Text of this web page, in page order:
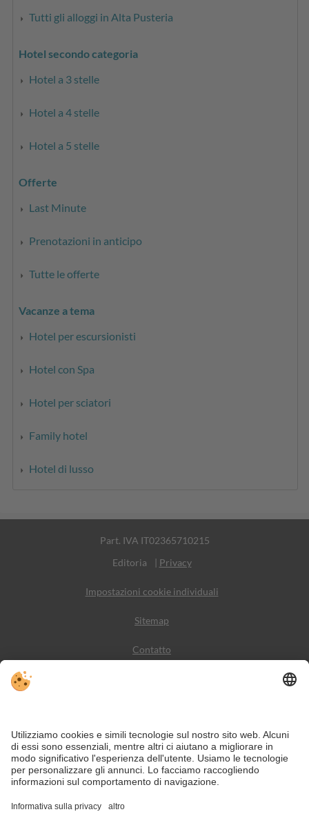
Tutti gli alloggi in Alta Pusteria
Hotel secondo categoria
Hotel a 3 stelle
Hotel a 4 stelle
Hotel a 5 stelle
Offerte
Last Minute
Prenotazioni in anticipo
Tutte le offerte
Vacanze a tema
Hotel per escursionisti
Hotel con Spa
Hotel per sciatori
Family hotel
Hotel di lusso
Part. IVA IT02365710215
Editoria
| Privacy
Impostazioni cookie individuali
Sitemap
Contatto
VIVODolomiti è il portale di viaggio per una vacanza in
montagna indimenticabile – con alloggi e offerte nelle
Dolomiti, Patrimonio Naturale dell’Umanità UNESCO.